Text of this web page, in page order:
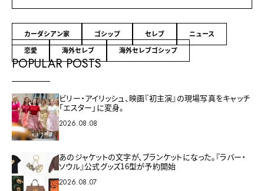
カーダシアン家 ゴシップ セレブ
ニュース
恋愛
海外セレブ 海外セレブゴシップ
POPULAR POSTS
ビリー・アイリッシュ、映画『初主演』の現場写真をキャッチ
「エスター」に変身。
2026.08.08
あのジャケットの文字が、ブランケットになった。『ラバー・
ソウル』公式グッズ16型が予約開始
2026.08.07